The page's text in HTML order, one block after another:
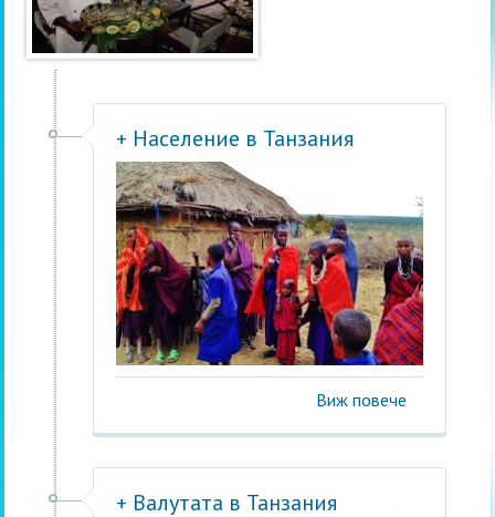
+ Население в Танзания
Виж повече
+ Валутата в Танзания